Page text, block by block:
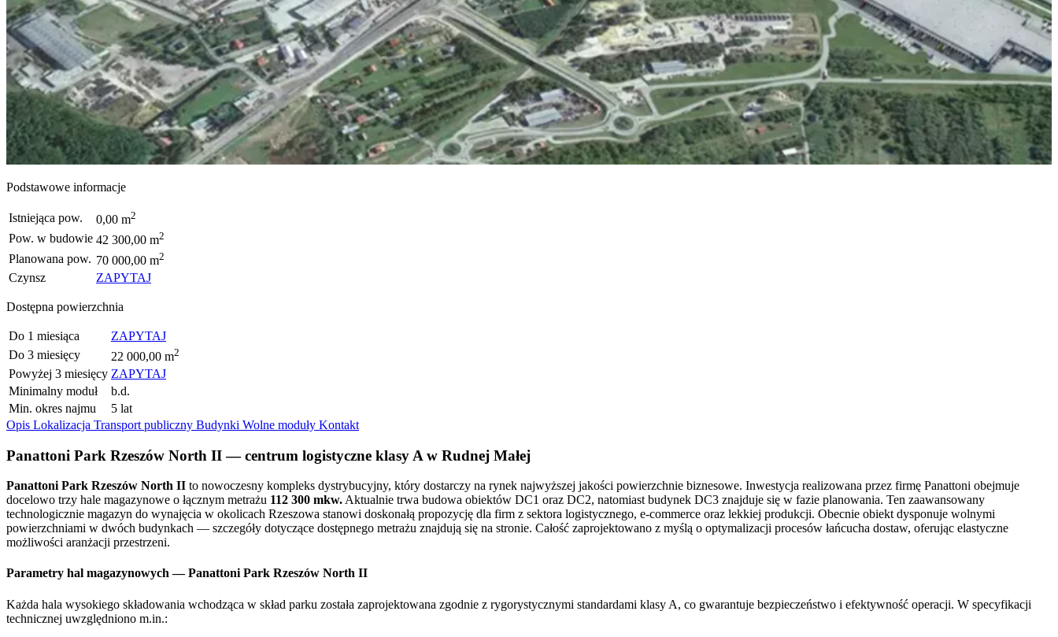
Podstawowe informacje
Istniejąca pow. 0,00 m2
Pow. w budowie 42 300,00 m2
Planowana pow. 70 000,00 m2
Czynsz ZAPYTAJ
Dostępna powierzchnia
Do 1 miesiąca
ZAPYTAJ
Do 3 miesięcy
22 000,00 m2
Powyżej 3 miesięcy ZAPYTAJ
Minimalny moduł
b.d.
Min. okres najmu
5 lat
Opis Lokalizacja Transport publiczny Budynki Wolne moduły Kontakt
Panattoni Park Rzeszów North II — centrum logistyczne klasy A w Rudnej Małej
Panattoni Park Rzeszów North II to nowoczesny kompleks dystrybucyjny, który dostarczy na rynek najwyższej jakości powierzchnie biznesowe. Inwestycja realizowana przez firmę Panattoni obejmuje
docelowo trzy hale magazynowe o łącznym metrażu 112 300 mkw. Aktualnie trwa budowa obiektów DC1 oraz DC2, natomiast budynek DC3 znajduje się w fazie planowania. Ten zaawansowany
technologicznie magazyn do wynajęcia w okolicach Rzeszowa stanowi doskonałą propozycję dla firm z sektora logistycznego, e-commerce oraz lekkiej produkcji. Obecnie obiekt dysponuje wolnymi
powierzchniami w dwóch budynkach — szczegóły dotyczące dostępnego metrażu znajdują się na stronie. Całość zaprojektowano z myślą o optymalizacji procesów łańcucha dostaw, oferując elastyczne
możliwości aranżacji przestrzeni.
Parametry hal magazynowych — Panattoni Park Rzeszów North II
Każda hala wysokiego składowania wchodząca w skład parku została zaprojektowana zgodnie z rygorystycznymi standardami klasy A, co gwarantuje bezpieczeństwo i efektywność operacji. W specyfikacji
technicznej uwzględniono m.in.: